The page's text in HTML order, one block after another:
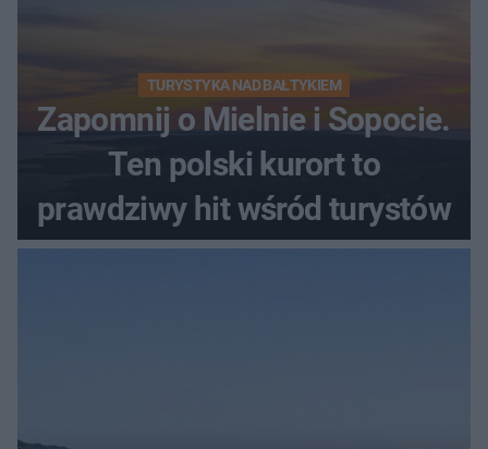
TURYSTYKA NAD BAŁTYKIEM
Zapomnij o Mielnie i Sopocie.
Ten polski kurort to
prawdziwy hit wśród turystów